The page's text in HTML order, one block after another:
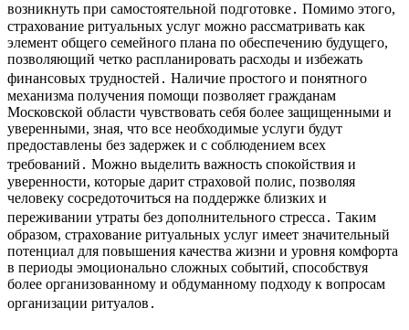
возникнуть при самостоятельной подготовке․ Помимо этого,
страхование ритуальных услуг можно рассматривать как
элемент общего семейного плана по обеспечению будущего,
позволяющий четко распланировать расходы и избежать
финансовых трудностей․ Наличие простого и понятного
механизма получения помощи позволяет гражданам
Московской области чувствовать себя более защищенными и
уверенными, зная, что все необходимые услуги будут
предоставлены без задержек и с соблюдением всех
требований․ Можно выделить важность спокойствия и
уверенности, которые дарит страховой полис, позволяя
человеку сосредоточиться на поддержке близких и
переживании утраты без дополнительного стресса․ Таким
образом, страхование ритуальных услуг имеет значительный
потенциал для повышения качества жизни и уровня комфорта
в периоды эмоционально сложных событий, способствуя
более организованному и обдуманному подходу к вопросам
организации ритуалов․